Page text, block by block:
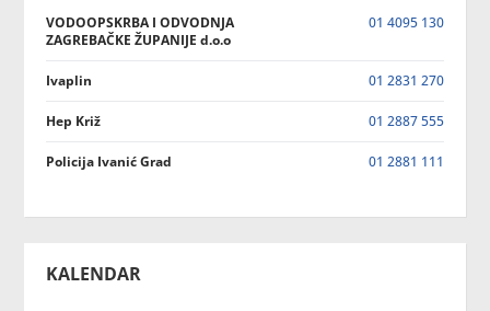
VODOOPSKRBA I ODVODNJA
ZAGREBAČKE ŽUPANIJE d.o.o
01 4095 130
Ivaplin 01 2831 270
Hep Križ 01 2887 555
Policija Ivanić Grad 01 2881 111
KALENDAR